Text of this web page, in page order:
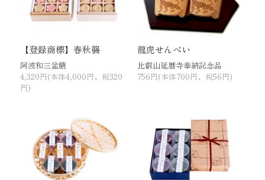
【登録商標】春秋襲
阿波和三盆糖
4,320円(本体4,000円、税320
円)
龍虎せんべい
比叡山延暦寺奉納記念品
756円(本体700円、税56円)